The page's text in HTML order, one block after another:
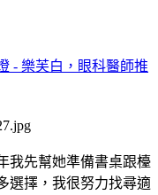
- 樂芙白，眼科醫師推
我先幫她準備書桌跟檯
選擇，我很努力找尋適